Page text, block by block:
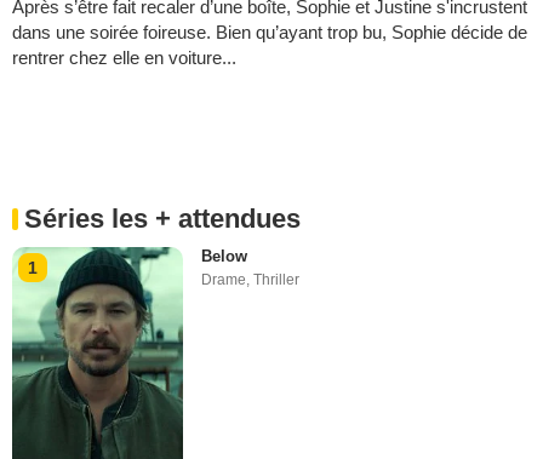
Après s’être fait recaler d’une boîte, Sophie et Justine s'incrustent
dans une soirée foireuse. Bien qu’ayant trop bu, Sophie décide de
rentrer chez elle en voiture...
Séries les + attendues
1
Below
Drame,Thriller